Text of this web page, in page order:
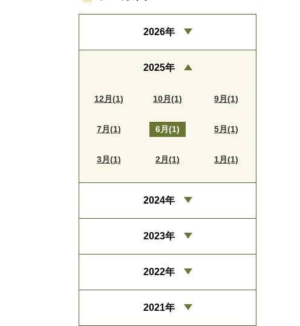
2026年
2025年
12月(1) 10月(1) 9月(1)
7月(1) 6月(1) 5月(1)
3月(1) 2月(1) 1月(1)
2024年
2023年
2022年
2021年